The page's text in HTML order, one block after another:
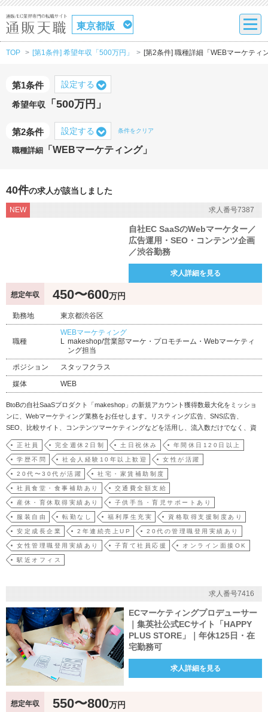
東京都版
TOP [第1条件] 希望年収「500万円」 [第2条件] 職種詳細「WEBマーケティ
第1条件
希望年収 「500万円」
設定する
第2条件
職種詳細 「WEBマーケティング」
設定する 条件をクリア
40件の求人が該当しました
NEW 求人番号7387
自社EC SaaSのWebマーケター／
広告運用・SEO・コンテンツ企画
／渋谷勤務
求人詳細を見る
想定年収 450〜600万円
勤務地 東京都渋谷区
職種
WEBマーケティング
makeshop/営業部マーケ・プロモチーム・Webマーケティ
ング担当
ポジション
スタッフクラス
媒体
WEB
BtoBの自社SaaSプロダクト「makeshop」の新規アカウント獲得数最大化をミッショ
ンに、Webマーケティング業務をお任せします。リスティング広告、SNS広告、
SEO、比較サイト、コンテンツマーケティングなどを活用し、流入数だけでなく、資
料請求・問い合わせ・アカウント開設などのKPI改善に取り組んでいただきます。まず
は既存施策の運用・改善からスタートし、慣れてきたタイミングで、食品・ギフト・
…
正社員 完全週休2日制 土日祝休み 年間休日120日以上
学歴不問 社会人経験10年以上歓迎 女性が活躍
20代〜30代が活躍 社宅・家賃補助制度
社員食堂・食事補助あり 交通費全額支給
産休・育休取得実績あり 子供手当・育児サポートあり
服装自由 転勤なし 福利厚生充実 資格取得支援制度あり
安定成長企業 2年連続売上UP 20代の管理職登用実績あり
女性管理職登用実績あり 子育て社員応援 オンライン面接OK
駅近オフィス
求人番号7416
ECマーケティングプロデューサー
｜集英社公式ECサイト「HAPPY
PLUS STORE」｜年休125日・在
宅勤務可
求人詳細を見る
想定年収 550〜800万円